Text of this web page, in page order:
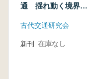
通 揺れ動く境界と
古代交通研究会
新刊 在庫なし